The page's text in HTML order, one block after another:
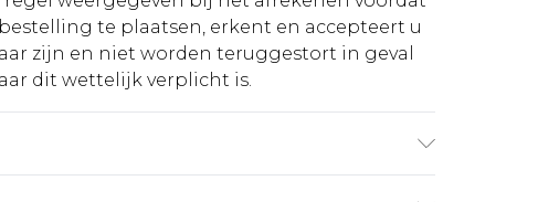
te plaatsen, erkent en accepteert u
zijn en niet worden teruggestort in geval
dit wettelijk verplicht is.